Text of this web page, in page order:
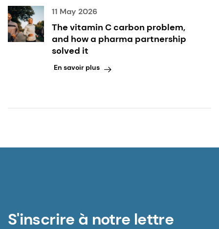
11 May 2026
The vitamin C carbon problem,
and how a pharma partnership
solved it
En savoir plus
S'inscrire à notre lettre